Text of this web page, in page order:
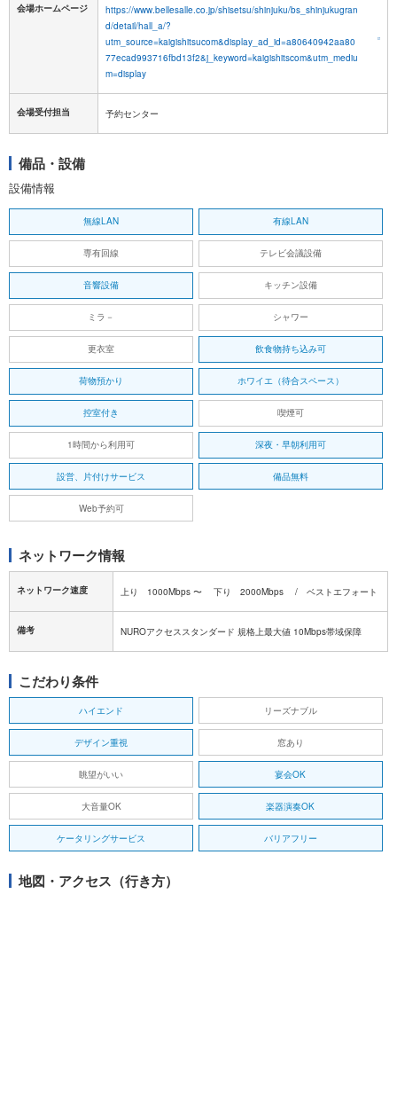
会場ホームページ
https://www.bellesalle.co.jp/shisetsu/shinjuku/bs_shinjukugran
d/detail/hall_a/?
utm_source=kaigishitsucom&display_ad_id=a80640942aa80
77ecad993716fbd13f2&j_keyword=kaigishitscom&utm_mediu
m=display
会場受付担当 予約センター
備品・設備
設備情報
無線LAN 有線LAN
専有回線 テレビ会議設備
音響設備 キッチン設備
ミラ－ シャワー
更衣室 飲食物持ち込み可
荷物預かり ホワイエ（待合スペース）
控室付き 喫煙可
1時間から利用可 深夜・早朝利用可
設営、片付けサービス 備品無料
Web予約可
ネットワーク情報
ネットワーク速度 上り 1000Mbps 〜 下り 2000Mbps / ベストエフォート
備考 NUROアクセススタンダード 規格上最大値 10Mbps帯域保障
こだわり条件
ハイエンド リーズナブル
デザイン重視 窓あり
眺望がいい 宴会OK
大音量OK 楽器演奏OK
ケータリングサービス バリアフリー
地図・アクセス（行き方）